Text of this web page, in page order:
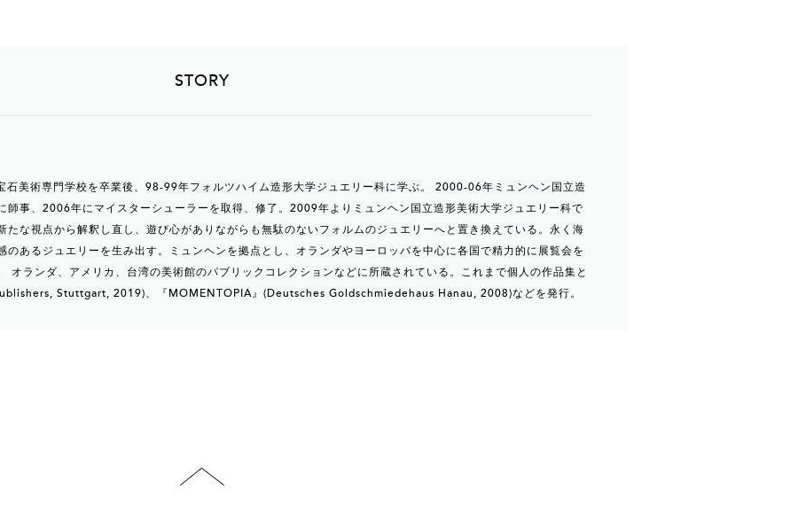
STORY
美術専門学校を卒業後、98-99年フォルツハイム造形大学ジュエリー科に学ぶ。 2000-06年ミュンヘン国立造
師事、2006年にマイスターシューラーを取得、修了。2009年よりミュンヘン国立造形美術大学ジュエリー科で
たな視点から解釈し直し、遊び心がありながらも無駄のないフォルムのジュエリーへと置き換えている。永く海
のあるジュエリーを生み出す。ミュンヘンを拠点とし、オランダやヨーロッパを中心に各国で精力的に展覧会を
オランダ、アメリカ、台湾の美術館のパブリックコレクションなどに所蔵されている。これまで個人の作品集と
Stuttgart, 2019)、『MOMENTOPIA』(Deutsches Goldschmiedehaus Hanau, 2008)などを発行。